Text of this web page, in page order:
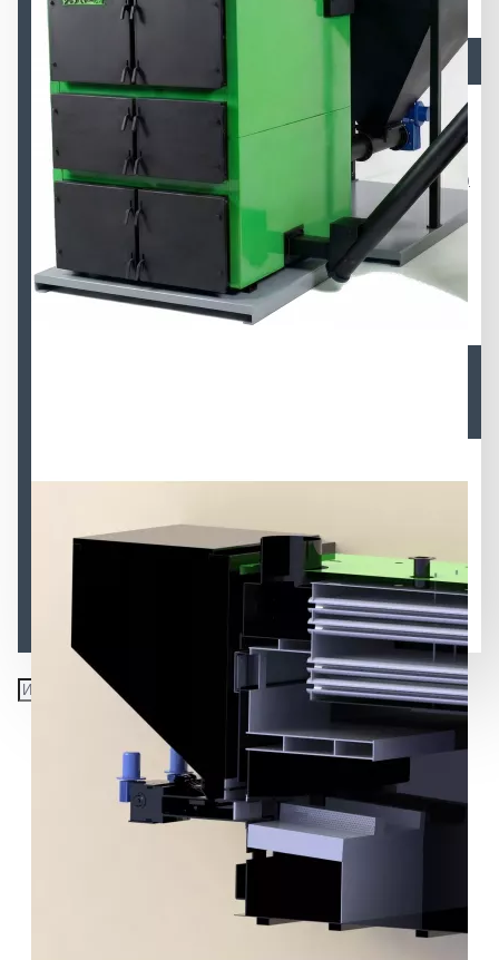
(экологические)
Автоматические котлы ВСКЗ-ДУО (Экологические)
Автоматические котлы ВСКЗ-ПРОМ (Экологические,
поршневая подача)
Автоматические котлы ВСКЗ-СМАРТ (Экологические)
Полуавтоматические котлы длительного горения
ВСКЗ-ВЕРТИКАЛ (Экологические)
Полуавтоматические котлы длительного горения
ВСКЗ-КОМФОРТ (Экологические)
зерна)
Автоматизация промышленных котлов (Поршневая
Автоматизация полуавтоматических котлов
(Горелка, шнек, бункер, автоматика...)